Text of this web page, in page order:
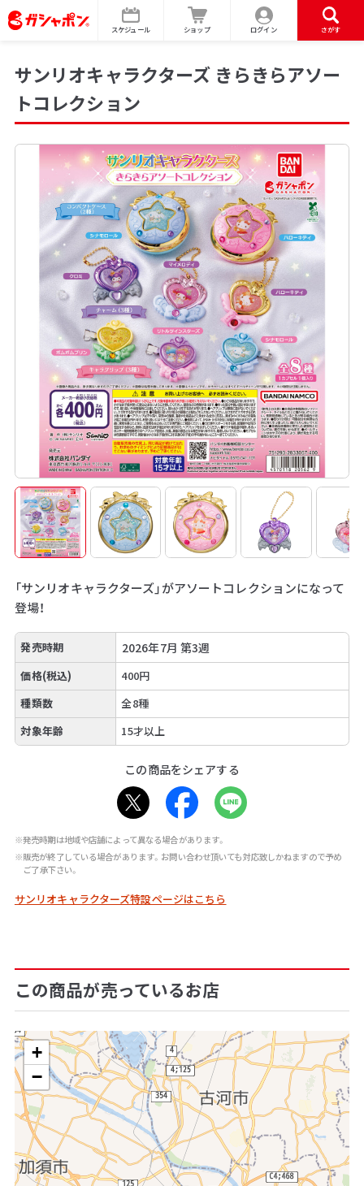
スケジュール ショップ ログイン さがす
サンリオキャラクターズ きらきらアソー
トコレクション
「サンリオキャラクターズ」がアソートコレクションになって
登場！
発売時期 2026年7月 第3週
価格(税込)
400円
種類数
全8種
対象年齢
15才以上
この商品をシェアする
※発売時期は地域や店舗によって異なる場合があります。
※販売が終了している場合があります。お問い合わせ頂いても対応致しかねますので予め
ご了承下さい。
サンリオキャラクターズ特設ページはこちら
この商品が売っているお店
+
−